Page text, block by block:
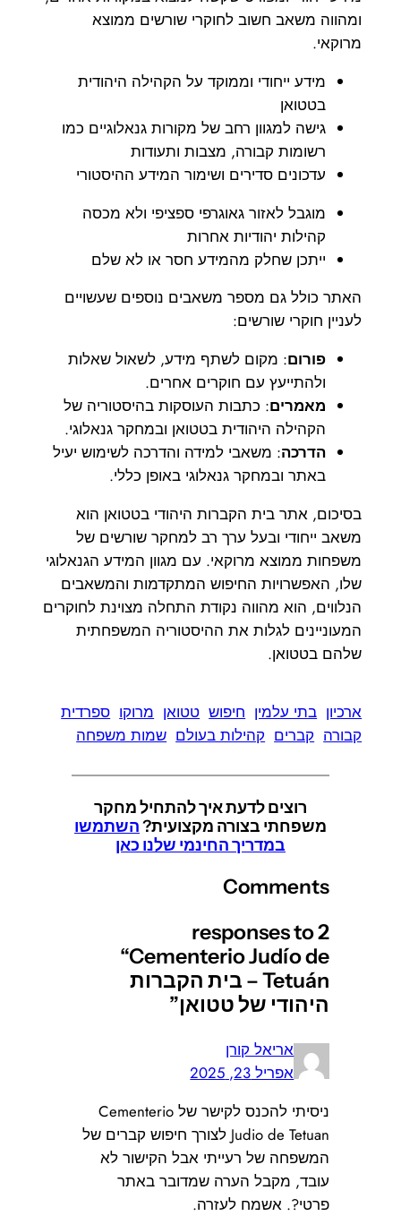
ומהווה משאב חשוב לחוקרי שורשים ממוצא
מרוקאי.
מידע ייחודי וממוקד על הקהילה היהודית
בטטואן
גישה למגוון רחב של מקורות גנאלוגיים כמו
רשומות קבורה, מצבות ותעודות
עדכונים סדירים ושימור המידע ההיסטורי
מוגבל לאזור גאוגרפי ספציפי ולא מכסה
קהילות יהודיות אחרות
ייתכן שחלק מהמידע חסר או לא שלם
האתר כולל גם מספר משאבים נוספים שעשויים
לעניין חוקרי שורשים:
פורום: מקום לשתף מידע, לשאול שאלות
ולהתייעץ עם חוקרים אחרים.
מאמרים: כתבות העוסקות בהיסטוריה של
הקהילה היהודית בטטואן ובמחקר גנאלוגי.
הדרכה: משאבי למידה והדרכה לשימוש יעיל
באתר ובמחקר גנאלוגי באופן כללי.
בסיכום, אתר בית הקברות היהודי בטטואן הוא
משאב ייחודי ובעל ערך רב למחקר שורשים של
משפחות ממוצא מרוקאי. עם מגוון המידע הגנאלוגי
שלו, האפשרויות החיפוש המתקדמות והמשאבים
הנלווים, הוא מהווה נקודת התחלה מצוינת לחוקרים
המעוניינים לגלות את ההיסטוריה המשפחתית
שלהם בטטואן.
ארכיון בתי עלמין חיפוש טטואן מרוקו ספרדית
קבורה קברים קהילות בעולם שמות משפחה
רוצים לדעת איך להתחיל מחקר
משפחתי בצורה מקצועית?השתמשו
במדריך החינמי שלנו כאן
Comments
2 responses to
“Cementerio Judío de
Tetuán – בית הקברות
היהודי של טטואן”
אריאל קורן
אפריל 23, 2025
ניסיתי להכנס לקישר של Cementerio
Judio de Tetuan לצורך חיפוש קברים של
המשפחה של רעייתי אבל הקישור לא
עובד, מקבל הערה שמדובר באתר
פרטי?. אשמח לעזרה.